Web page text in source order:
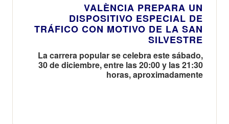
VALÈNCIA PREPARA UN
DISPOSITIVO ESPECIAL DE
TRÁFICO CON MOTIVO DE LA SAN
SILVESTRE
La carrera popular se celebra este sábado,
30 de diciembre, entre las 20:00 y las 21:30
horas, aproximadamente